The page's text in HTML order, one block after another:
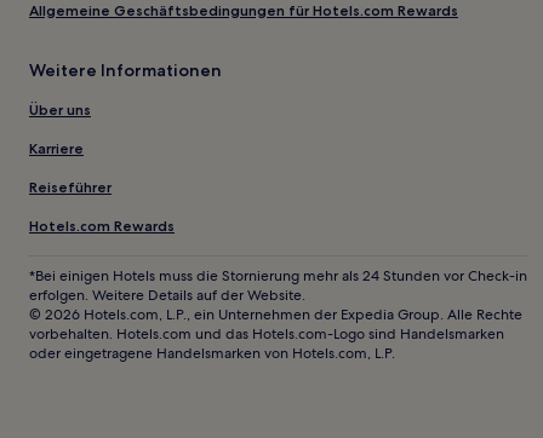
Allgemeine Geschäftsbedingungen für Hotels.com Rewards
Weitere Informationen
Über uns
Karriere
Reiseführer
Hotels.com Rewards
*Bei einigen Hotels muss die Stornierung mehr als 24 Stunden vor Check-in
erfolgen. Weitere Details auf der Website.
© 2026 Hotels.com, L.P., ein Unternehmen der Expedia Group. Alle Rechte
vorbehalten. Hotels.com und das Hotels.com-Logo sind Handelsmarken
oder eingetragene Handelsmarken von Hotels.com, L.P.